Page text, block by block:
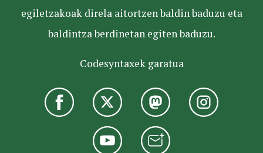
egiletzakoak direla aitortzen baldin baduzu eta
baldintza berdinetan egiten baduzu.
Codesyntaxek garatua